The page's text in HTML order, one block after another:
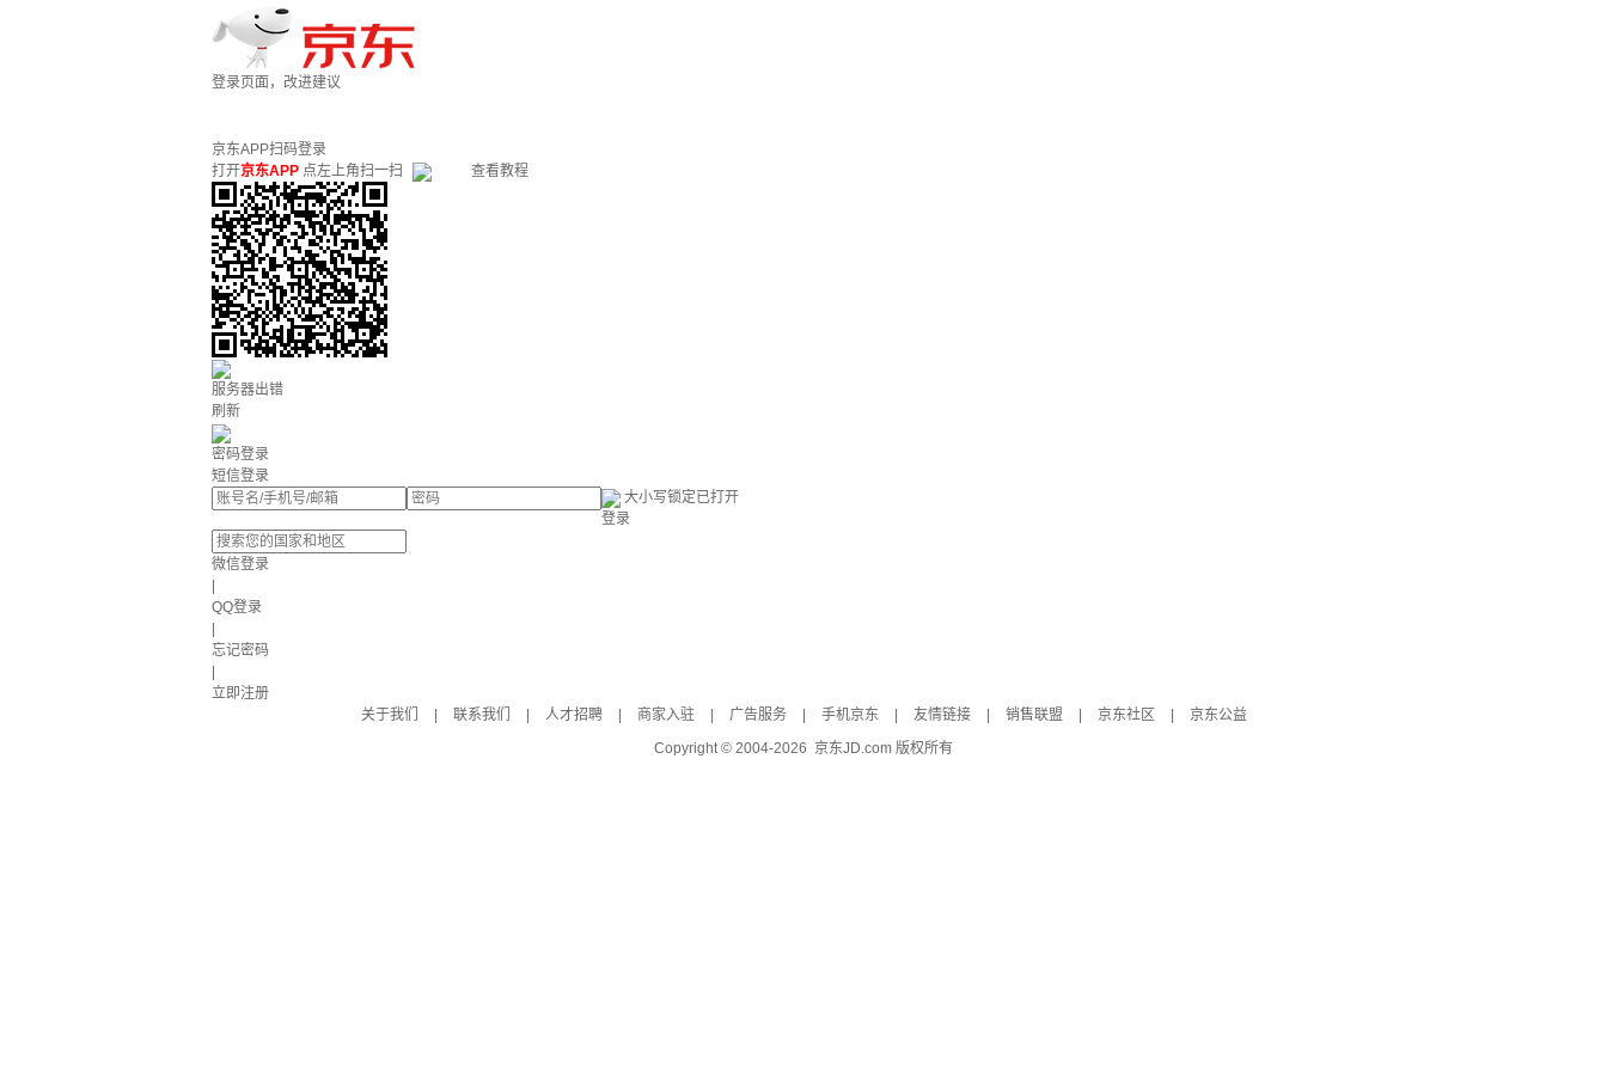
登录页面，改进建议
京东APP扫码登录
打开京东APP 点左上角扫一扫 查看教程
服务器出错
刷新
密码登录
短信登录
大小写锁定已打开
登录
微信登录
QQ登录
忘记密码
立即注册
关于我们
联系我们 人才招聘 商家入驻 广告服务 手机京东 友情链接 销售联盟 京东社区
京东公益
Copyright © 2004-2026 京东JD.com 版权所有